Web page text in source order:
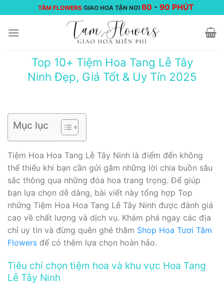
đến
nội
TÂM FLOWERS GIAO HOA TẬN NƠI 60 -90 PHÚT
Top 10+ Tiệm Hoa Tang Lễ Tây
Ninh Đẹp, Giá Tốt & Uy Tín 2025
Mục lục
Tiệm Hoa Hoa Tang Lễ Tây Ninh là điểm đến không
thể thiếu khi bạn cần gửi gắm những lời chia buồn sâu
sắc thông qua những đóa hoa trang trọng. Để giúp
bạn lựa chọn dễ dàng, bài viết này tổng hợp Top
những Tiệm Hoa Hoa Tang Lễ Tây Ninh được đánh giá
cao về chất lượng và dịch vụ. Khám phá ngay các địa
chỉ uy tín và đừng quên ghé thăm Shop Hoa Tươi Tâm
Flowers để có thêm lựa chọn hoàn hảo.
Tiêu chí chọn tiệm hoa và khu vực Hoa Tang
Lễ Tây Ninh